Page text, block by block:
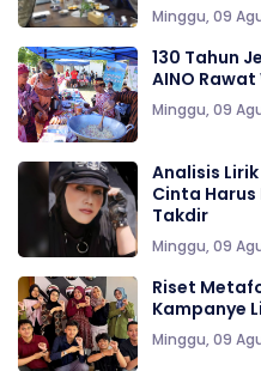
Minggu, 09
130 Tahun
AINO
Minggu, 09
Analisis
Cinta
Takdir
Minggu, 09
Riset
Kampanye
Minggu, 09